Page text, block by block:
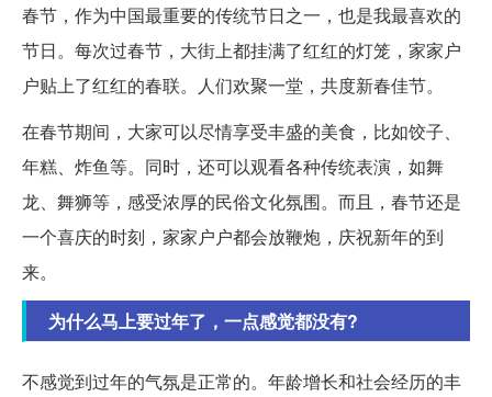
春节，作为中国最重要的传统节日之一，也是我最喜欢的
节日。每次过春节，大街上都挂满了红红的灯笼，家家户
户贴上了红红的春联。人们欢聚一堂，共度新春佳节。
在春节期间，大家可以尽情享受丰盛的美食，比如饺子、
年糕、炸鱼等。同时，还可以观看各种传统表演，如舞
龙、舞狮等，感受浓厚的民俗文化氛围。而且，春节还是
一个喜庆的时刻，家家户户都会放鞭炮，庆祝新年的到
来。
为什么马上要过年了，一点感觉都没有?
不感觉到过年的气氛是正常的。年龄增长和社会经历的丰